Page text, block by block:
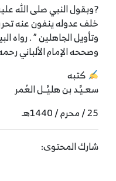
?وبقول النبي صلى الله
خلف عدوله ينفون عنه
وتأويل الجاهلين ” . رواه
وصححه الإمام الألباني
كتبه
سعـيِّـد بن هليِّــل العُمر
25 / محرم / 1440هـ
شارك المحتوى: